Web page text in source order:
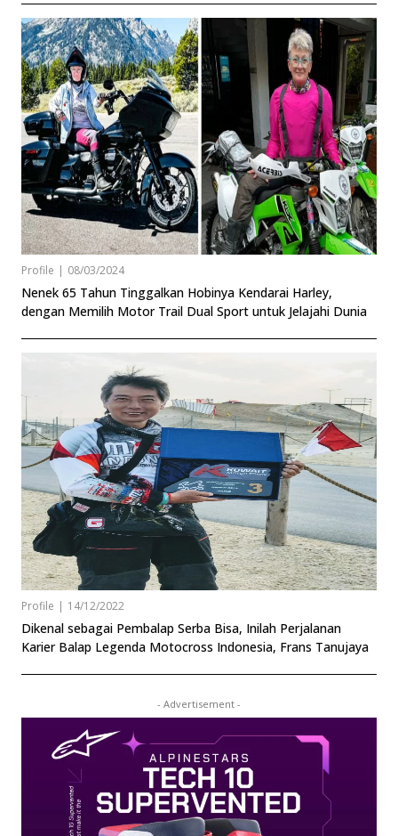
Profile | 08/03/2024
Nenek 65 Tahun Tinggalkan Hobinya Kendarai Harley,
dengan Memilih Motor Trail Dual Sport untuk Jelajahi Dunia
Profile | 14/12/2022
Dikenal sebagai Pembalap Serba Bisa, Inilah Perjalanan
Karier Balap Legenda Motocross Indonesia, Frans Tanujaya
- Advertisement -